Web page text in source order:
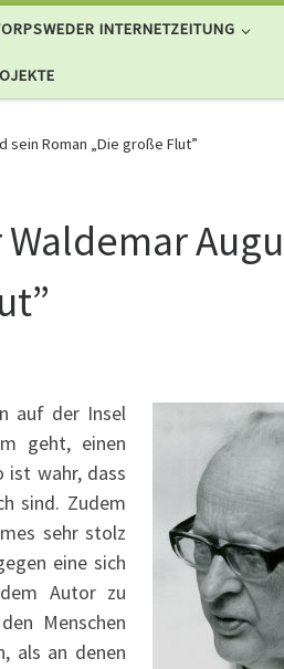
INTERNETZEITUNG
Roman „Die große Flut”
auf der Insel
geht, einen
ist wahr, dass
sind. Zudem
sehr stolz
eine sich
Autor zu
Menschen
als an denen